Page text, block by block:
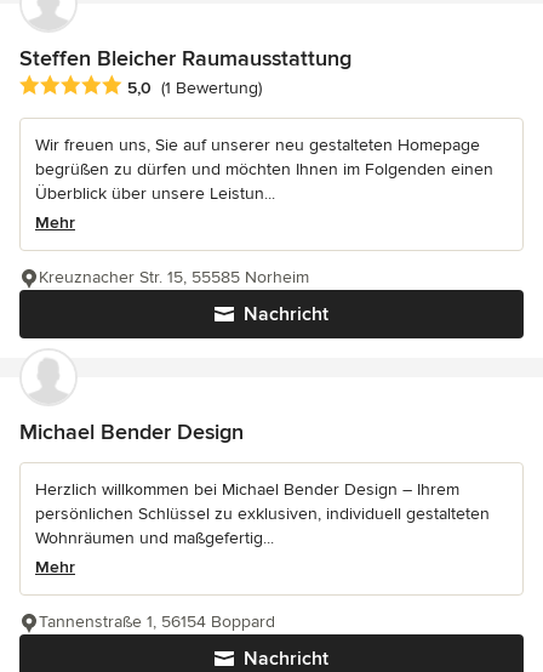
Steffen Bleicher Raumausstattung
Durchschnittliche Bewertung: 5 von 5 Sternen
5,0 (1 Bewertung)
Wir freuen uns, Sie auf unserer neu gestalteten Homepage
begrüßen zu dürfen und möchten Ihnen im Folgenden einen
Überblick über unsere Leistun...
Mehr
Nachricht
Kreuznacher Str. 15, 55585 Norheim
Michael Bender Design
Herzlich willkommen bei Michael Bender Design – Ihrem
persönlichen Schlüssel zu exklusiven, individuell gestalteten
Wohnräumen und maßgefertig...
Mehr
Nachricht
Tannenstraße 1, 56154 Boppard